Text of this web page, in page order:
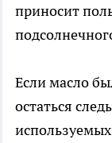
приносит
Если масло
остаться